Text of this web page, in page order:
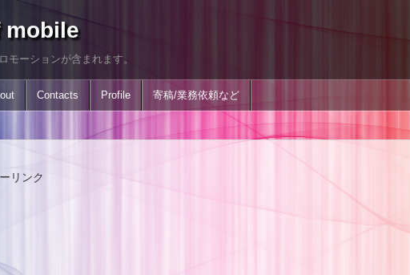
mobile
モーションが含まれます。
Contacts Profile 寄稿/業務依頼など
リンク